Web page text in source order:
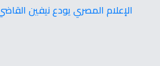
الإعلام‭ ‬المصري‭ ‬يودع‭ ‬نيفين‭ ‬القاضي‭ ‬بعد‭ ‬صراع‭ ‬طويل‭ ‬مع‭ ‬المرض